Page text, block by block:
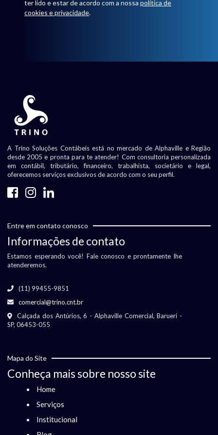
ter lido e estar de acordo com a nossa política de
cookies e privacidade.
A Trino Soluções Contábeis está no mercado de Alphaville e Região
desde 2005 e pronta para te atender! Com consultoria personalizada
em contábil, tributário, financeiro, trabalhista, societário e legal,
oferecemos serviços exclusivos de acordo com o seu perfil.
Entre em contato conosco
Informações de contato
Estamos esperando você! Fale conosco e prontamente lhe
atenderemos.
(11) 99455-9851
comercial@trino.cnt.br
Calçada dos Antúrios, 6 - Alphaville Comercial, Barueri -
SP, 06453-055
Mapa do Site
Conheça mais sobre nosso site
Home
Serviços
Institucional